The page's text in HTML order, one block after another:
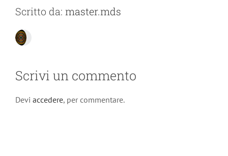
Scritto da: master.mds
Scrivi un commento
Devi accedere, per commentare.